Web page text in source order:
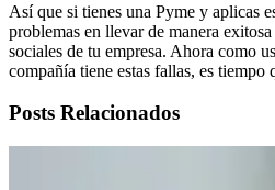
Así que si tienes una Pyme y aplicas
problemas en llevar de manera
sociales de tu empresa. Ahora como
compañía tiene estas fallas, es tiempo
Posts Relacionados